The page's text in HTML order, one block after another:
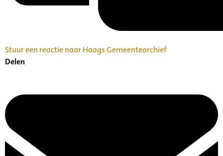
Stuur een reactie naar Haags Gemeentearchief
Delen